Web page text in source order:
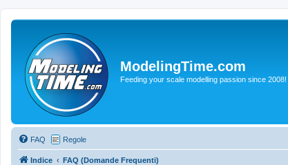
ModelingTime.com
Feeding your scale modelling passion since 2008!
FAQ Regole
Indice FAQ (Domande Frequenti)